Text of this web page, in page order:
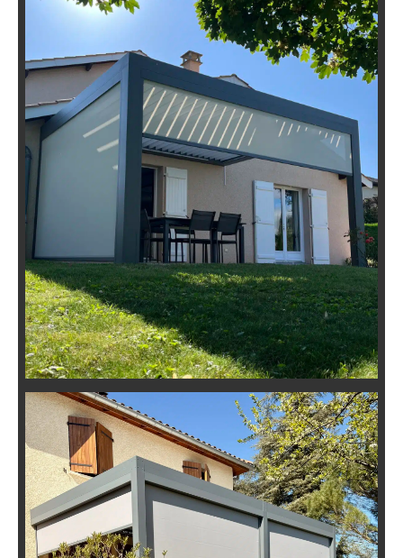
Pergola Bioclimatique Adossée à
Millery
Pergola Bioclimatique Équipée à